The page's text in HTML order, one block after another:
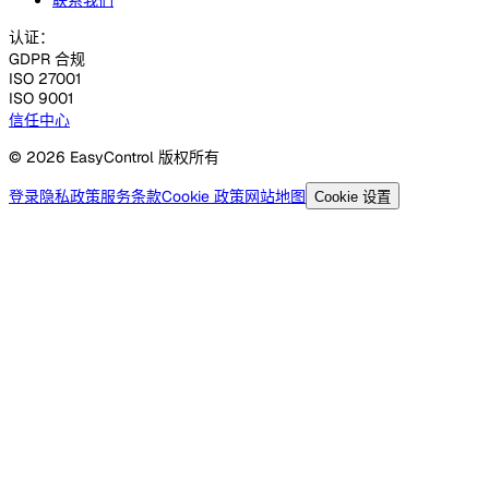
认证：
GDPR 合规
ISO 27001
ISO 9001
信任中心
© 2026 EasyControl 版权所有
登录隐私政策服务条款Cookie 政策网站地图 Cookie 设置